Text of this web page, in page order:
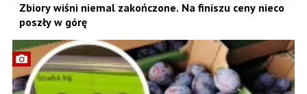
Zbiory wiśni niemal zakończone. Na finiszu ceny nieco
poszły w górę